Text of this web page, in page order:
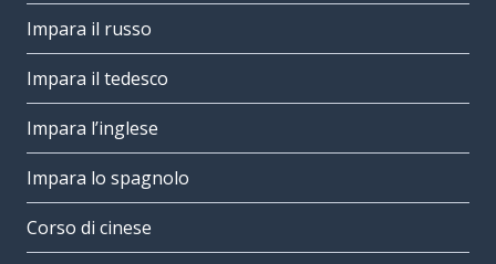
Impara il russo
Impara il tedesco
Impara l’inglese
Impara lo spagnolo
Corso di cinese